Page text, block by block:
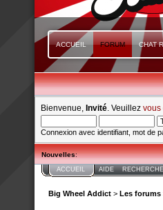
ACCUEIL FORUM CHAT
Bienvenue, Invité . Veuillez vous
Connexion avec identifiant, mot de
Nouvelles:
ACCUEIL AIDE
Big Wheel Addict > Les forums